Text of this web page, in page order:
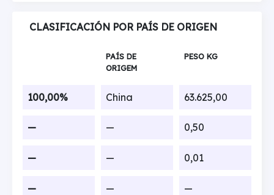
CLASIFICACIÓN POR PAÍS DE ORIGEN
PAÍS DE
ORIGEM
PESO KG
100,00% China 63.625,00
— — 0,50
— — 0,01
— — —